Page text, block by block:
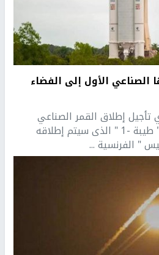
الأول إلى الفضاء
تأجيل إطلاق القمر الصناعي
المصري الأول للاتصالات " طيبة -1 " الذى سيتم إطلاقه
" الفرنسية ...